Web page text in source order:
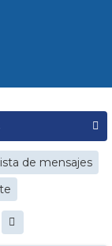
de mensajes